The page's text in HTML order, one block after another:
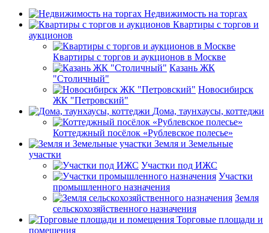
Недвижимость на торгах
Квартиры с торгов и
аукционов
Квартиры с торгов и аукционов в Москве
Казань ЖК
"Столичный"
Новосибирск
ЖК "Петровский"
Дома, таунхаусы, коттеджи
Коттеджный посёлок «Рублевское полесье»
Земля и Земельные
участки
Участки под ИЖС
Участки
промышленного назначения
Земля
сельскохозяйственного назначения
Торговые площади и
помещения